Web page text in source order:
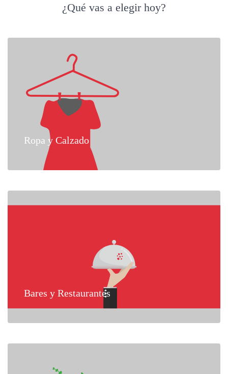
¿Qué vas a elegir hoy?
Ropa y Calzado
Bares y Restaurantes